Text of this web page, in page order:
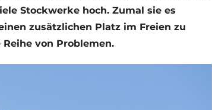
Stockwerke hoch. Zumal sie es
zusätzlichen Platz im Freien zu
von Problemen.